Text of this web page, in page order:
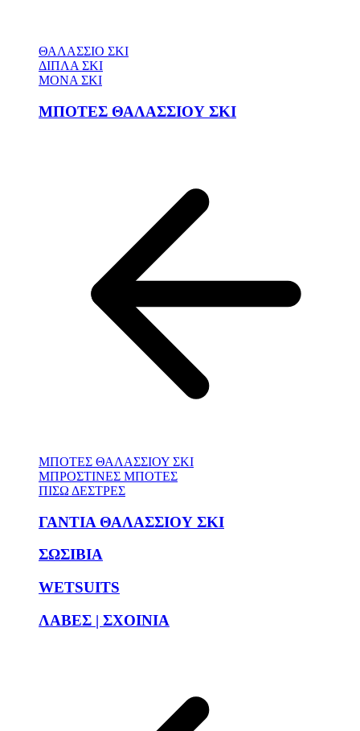
ΘΑΛΑΣΣΙΟ ΣΚΙ
ΔΙΠΛΑ ΣΚΙ
ΜΟΝΑ ΣΚΙ
ΜΠΟΤΕΣ ΘΑΛΑΣΣΙΟΥ ΣΚΙ
ΜΠΟΤΕΣ ΘΑΛΑΣΣΙΟΥ ΣΚΙ
ΜΠΡΟΣΤΙΝΕΣ ΜΠΟΤΕΣ
ΠΙΣΩ ΔΕΣΤΡΕΣ
ΓΑΝΤΙΑ ΘΑΛΑΣΣΙΟΥ ΣΚΙ
ΣΩΣΙΒΙΑ
WETSUITS
ΛΑΒΕΣ | ΣΧΟΙΝΙΑ